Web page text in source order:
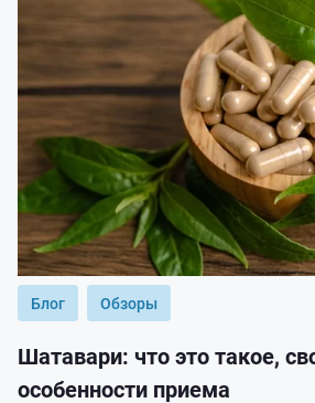
Блог Обзоры
Шатавари: что это такое,
особенности приема